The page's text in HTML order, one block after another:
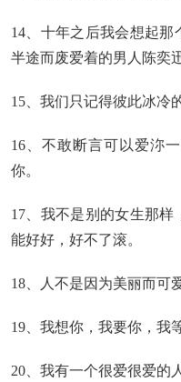
14、十年之后我会想起
半途而废爱着的男人陈奕迅
15、我们只记得彼此冰冷
16、不敢断言可以爱沵
你。
17、我不是别的女生那
能好好，好不了滚。
18、人不是因为美丽而可
19、我想你，我要你，我
20、我有一个很爱很爱的